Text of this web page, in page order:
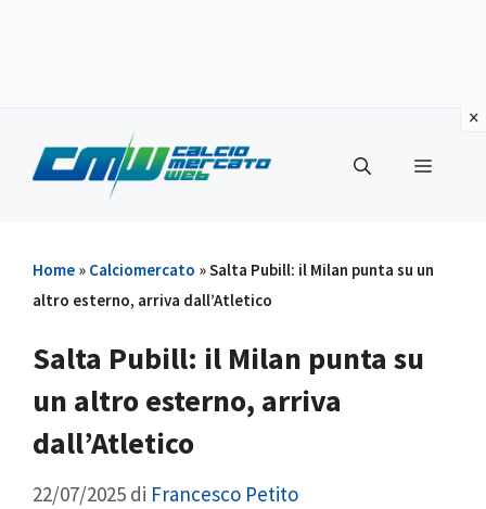
contenuto
Menu
Home » Calciomercato »Salta Pubill: il Milan punta su un
altro esterno, arriva dall’Atletico
Salta Pubill: il Milan punta su
un altro esterno, arriva
dall’Atletico
22/07/2025 di Francesco Petito